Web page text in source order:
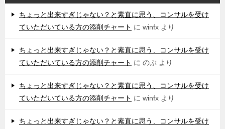
ちょっと出来すぎじゃない？と素直に思う、コンサルを受け
ていただいている方の添削チャート に winfx より
ちょっと出来すぎじゃない？と素直に思う、コンサルを受け
ていただいている方の添削チャート に のぶ より
ちょっと出来すぎじゃない？と素直に思う、コンサルを受け
ていただいている方の添削チャート に winfx より
ちょっと出来すぎじゃない？と素直に思う、コンサルを受け